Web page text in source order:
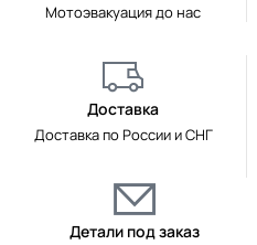
Мотоэвакуация до нас
Доставка
Доставка по России и СНГ
Детали под заказ